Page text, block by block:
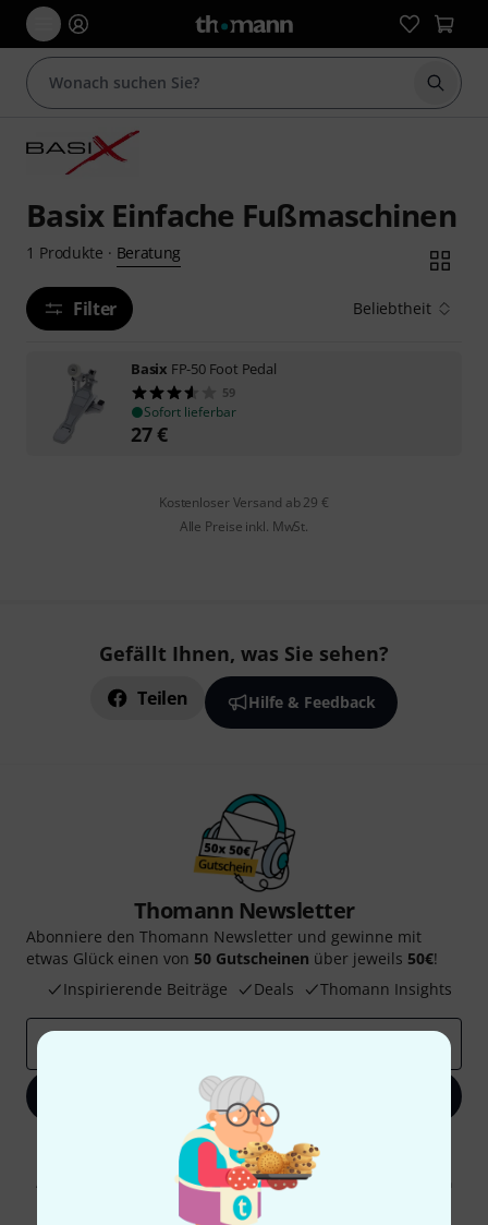
Suche
Basix Einfache Fußmaschinen
1 Produkte · Beratung
Filter Beliebtheit
Basix FP-50 Foot Pedal
59
Sofort lieferbar
27€
Kostenloser Versand ab 29 €
Alle Preise inkl. MwSt.
Gefällt Ihnen, was Sie sehen?
Teilen Hilfe & Feedback
Thomann Newsletter
Abonniere den Thomann Newsletter und gewinne mit
etwas Glück einen von 50 Gutscheinen über jeweils 50€!
Inspirierende Beiträge
Deals Thomann Insights
Jetzt anmelden
Mit Klick auf „Jetzt anmelden“ stimmen Sie dem Erhalt von E-Mail-
Werbung und einer Messung des E-Mail-Nutzungsverhaltens zu. Die
Abmeldung ist jederzeit möglich. Weitere Informationen finden Sie in
Datenschutzhinweisen